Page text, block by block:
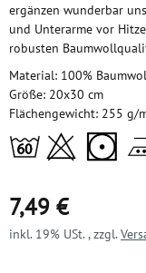
ergänzen wunderbar
und Unterarme vor
robusten
Material: 100%
Größe: 20x30 cm
Flächengewicht: 255 g/
7,49 €
inkl. 19% USt. , zzgl.